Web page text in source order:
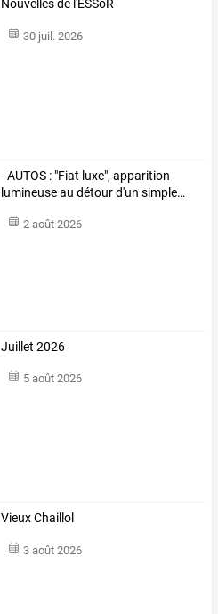
Nouvelles de l'ESSoR
30 juil. 2026
-AUTOS : "Fiat luxe", apparition
lumineuseau détourd'un simple…
2 août 2026
Juillet 2026
5 août 2026
Vieux Chaillol
3 août 2026